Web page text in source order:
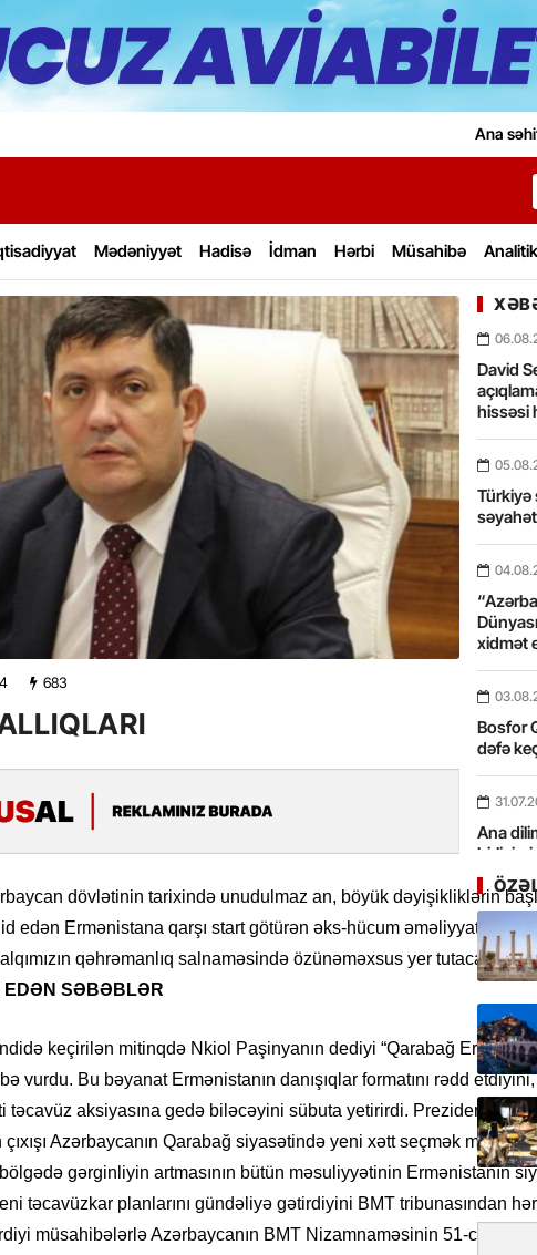
Ana
Mədəniyyət Hadisə İdman Hərbi Müsahibə
683
dövlətinin tarixində unudulmaz an, böyük dəyişikliklərin
edən Ermənistana qarşı start götürən əks-hücum əməliyyatı və
qəhrəmanlıq salnaməsində özünəməxsus yer tutacaq.
EDƏN SƏBƏBLƏR
keçirilən mitinqdə Nkiol Paşinyanın dediyi “Qarabağ
vurdu. Bu bəyanat Ermənistanın danışıqlar formatını rədd
təcavüz aksiyasına gedə biləcəyini sübuta yetirirdi. Prezident
Azərbaycanın Qarabağ siyasətində yeni xətt seçmək
gərginliyin artmasının bütün məsuliyyətinin Ermənistanın
yeni təcavüzkar planlarını gündəliyə gətirdiyini BMT tribunasından
müsahibələrlə Azərbaycanın BMT Nizamnaməsinin 51-ci,
David
hissəsi
Türkiyə
xidmət
Bosfor
dəfə
Ana
Tarixin
İlin ilk
çox
Yeni